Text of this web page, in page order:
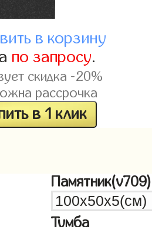
в корзину
по запросу.
скидка -20%
рассрочка
в 1 клик
Памятник(v709)
Тумба